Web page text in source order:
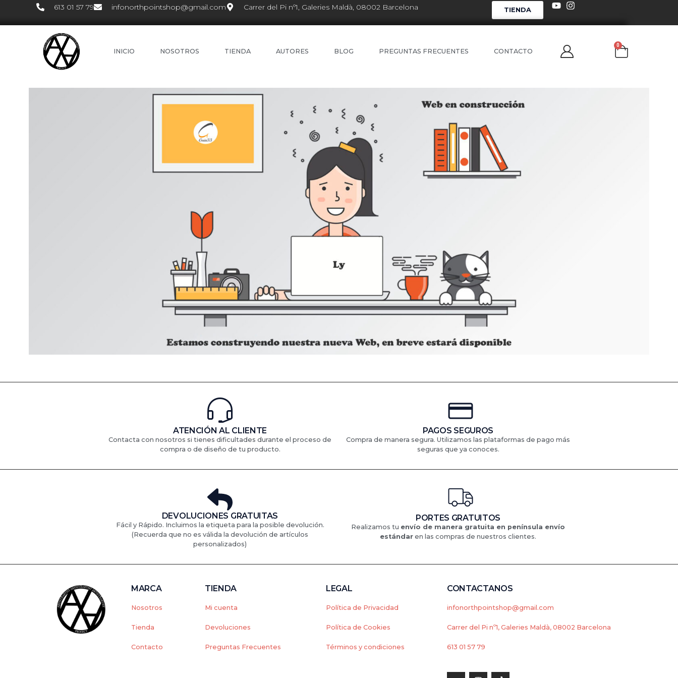
613 01 57 79 infonorthpointshop@gmail.com Carrer del Pi nº1, Galeries Maldà, 08002 Barcelona TIENDA
INICIO NOSOTROS TIENDA AUTORES BLOG PREGUNTAS FRECUENTES CONTACTO
0
ATENCIÓN AL CLIENTE
Contacta con nosotros si tienes dificultades durante el proceso de
compra o de diseño de tu producto.
PAGOS SEGUROS
Compra de manera segura. Utilizamos las plataformas de pago más
seguras que ya conoces.
DEVOLUCIONES GRATUITAS
Fácil y Rápido. Incluimos la etiqueta para la posible devolución.
(Recuerda que no es válida la devolución de artículos
personalizados)
PORTES GRATUITOS
Realizamos tu envío de manera gratuita en península envío
estándar en las compras de nuestros clientes.
MARCA
Nosotros
Tienda
Contacto
TIENDA
Mi cuenta
Devoluciones
Preguntas Frecuentes
LEGAL
Política de Privacidad
Política de Cookies
Términos y condiciones
CONTACTANOS
infonorthpointshop@gmail.com
Carrer del Pi nº1, Galeries Maldà, 08002 Barcelona
613 01 57 79